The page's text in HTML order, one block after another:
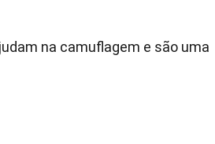
na camuflagem e são uma